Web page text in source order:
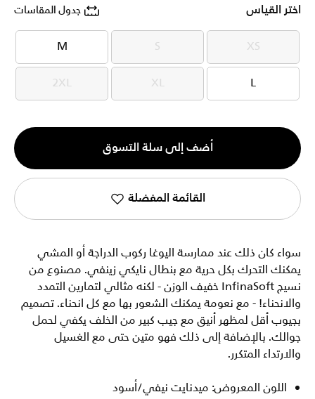
اختر القياس جدول المقاسات
XS
XS
S
S
M
M
L
L
XL
XL
2XL
2XL
الكمية
1
أضف إلى سلة التسوق
القائمة المفضلة
سواء كان ذلك عند ممارسة اليوغا ركوب الدراجة أو المشي
يمكنك التحرك بكل حرية مع بنطال نايكي زينفي. مصنوع من
نسيج InfinaSoft خفيف الوزن - لكنه مثالي لتمارين التمدد
والانحناء! - مع نعومة يمكنك الشعور بها مع كل انحناء. تصميم
بجيوب أقل لمظهر أنيق مع جيب كبير من الخلف يكفي لحمل
جوالك. بالإضافة إلى ذلك فهو متين حتى مع الغسيل
والارتداء المتكرر.
اللون المعروض: ميدنايت نيفي/أسود